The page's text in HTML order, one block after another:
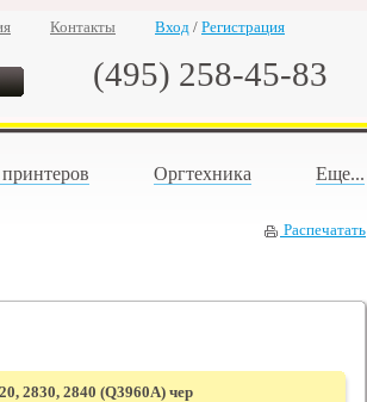
Контакты Вход / Регистрация
(495) 258-45-83
Оргтехника Еще...
Распечатать
2830, 2840 (Q3960A) чер